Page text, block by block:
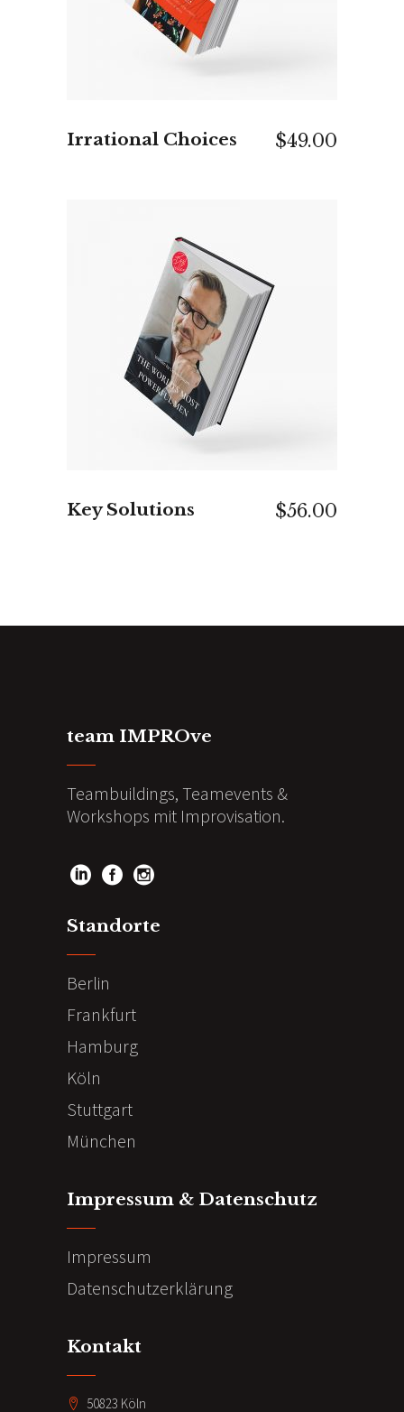
Irrational Choices $49.00
IN DEN WARENKORB
Key Solutions $56.00
team IMPROve
Teambuildings, Teamevents &
Workshops mit Improvisation.
Standorte
Berlin
Frankfurt
Hamburg
Köln
Stuttgart
München
Impressum & Datenschutz
Impressum
Datenschutzerklärung
Kontakt
50823 Köln